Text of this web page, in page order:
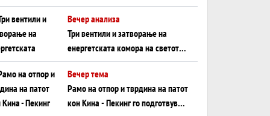
РУСКИОТ WILDBERRIES
Вечер анализа
Три вентили и затворање на
енергетската комора на светот:
Нападот во Суец најавува
глобален енергетски инфаркт?
Вечер тема
Рамо на отпор и тврдина на патот
кон Кина - Пекинг го подготвува